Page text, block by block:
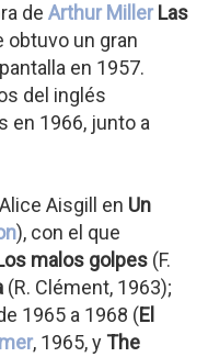
de Arthur Miller Las
obtuvo un gran
en 1957.
del inglés
en 1966, junto a
Aisgill en Un
), con el que
malos golpes (F.
(R. Clément, 1963);
1965 a 1968 (El
, 1965, y The